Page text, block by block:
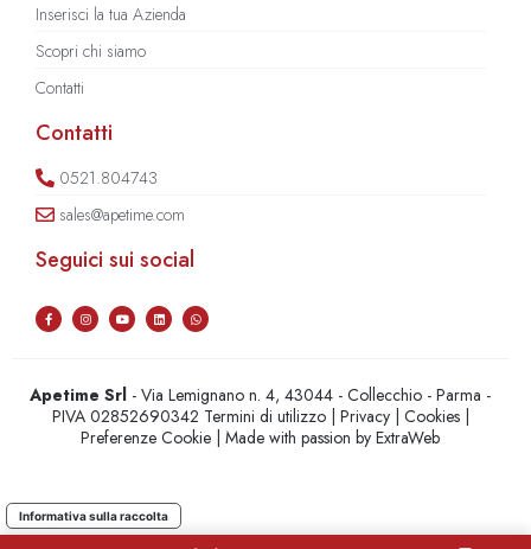
Inserisci la tua Azienda
Scopri chi siamo
Contatti
Contatti
0521.804743
sales@apetime.com
Seguici sui social
Apetime Srl - Via Lemignano n. 4, 43044 - Collecchio - Parma -
PIVA 02852690342 Termini di utilizzo| Privacy| Cookies|
Preferenze Cookie | Made with passion byExtraWeb
Informativa sulla raccolta